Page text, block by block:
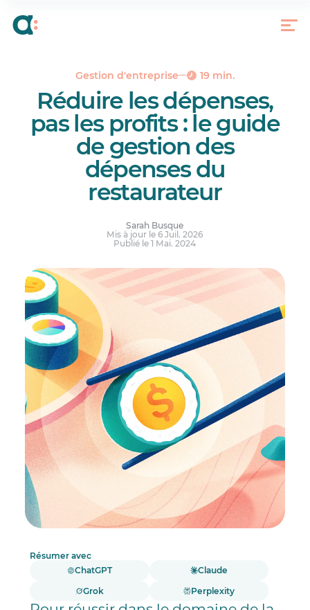
Gestion d'entreprise 19 min.
Réduire les dépenses,
pas les profits : le guide
de gestion des
dépenses du
restaurateur
Sarah Busque
Mis à jour le 6 Juil. 2026
Publié le 1 Mai. 2024
Résumer avec
ChatGPT
Claude
Grok
Perplexity
variables
Principales dépenses liées à la gestion d’un
restaurant
Simplifiez la gestion et les opérations de votre
restaurant
La recette secrète pour un restaurant rentable